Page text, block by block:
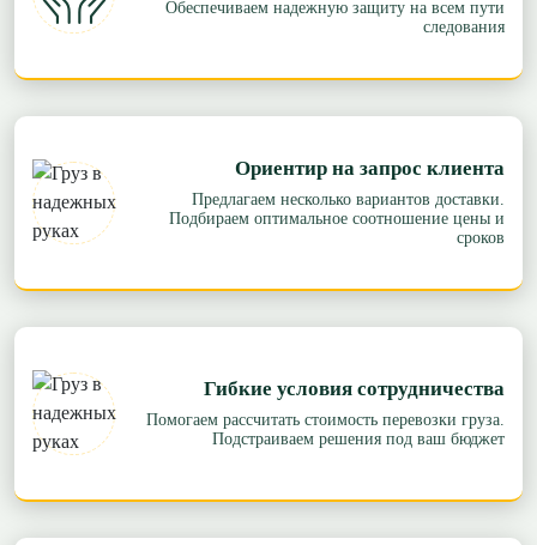
Обеспечиваем надежную защиту на всем пути
следования
Ориентир на запрос клиента
Предлагаем несколько вариантов доставки.
Подбираем оптимальное соотношение цены и
сроков
Гибкие условия сотрудничества
Помогаем рассчитать стоимость перевозки груза.
Подстраиваем решения под ваш бюджет